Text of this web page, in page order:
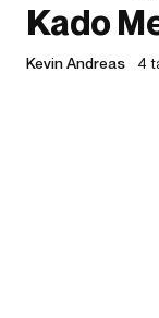
Kado
Kevin Andreas 4